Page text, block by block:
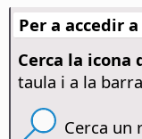
Per a accedir
Cerca la icona
taula i a la
Cerca un